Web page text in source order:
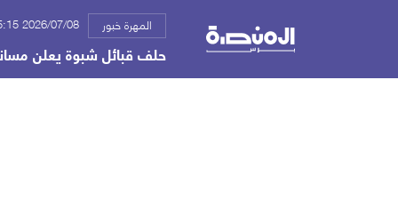
المهرة خبور 2026/07/08 05:15 ص
حلف قبائل شبوة يعلن